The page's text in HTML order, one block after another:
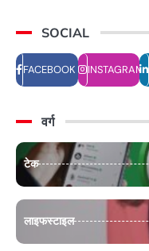
SOCIAL
FACEBOOK INSTAGRAM
वर्ग
टेक
लाइफस्टाइल